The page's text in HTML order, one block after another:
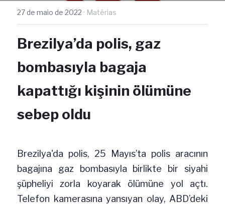
27 de maio de 2022 · Matérias
Brezilya’da polis, gaz
bombasıyla bagaja
kapattığı kişinin ölümüne
sebep oldu
Brezilya'da polis, 25 Mayıs’ta polis aracının
bagajına gaz bombasıyla birlikte bir siyahi
şüpheliyi zorla koyarak ölümüne yol açtı.
Telefon kamerasına yansıyan olay, ABD’deki